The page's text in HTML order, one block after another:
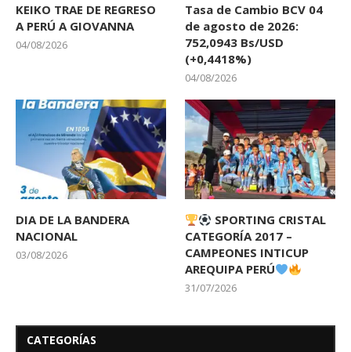
KEIKO TRAE DE REGRESO
A PERÚ A GIOVANNA
04/08/2026
Tasa de Cambio BCV 04
de agosto de 2026:
752,0943 Bs/USD
(+0,4418%)
04/08/2026
DIA DE LA BANDERA
NACIONAL
03/08/2026
SPORTING CRISTAL
CATEGORÍA 2017 –
CAMPEONES INTICUP
AREQUIPA PERÚ
31/07/2026
CATEGORÍAS